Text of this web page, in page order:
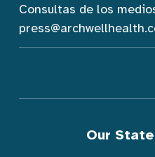
Consultas de los
Our